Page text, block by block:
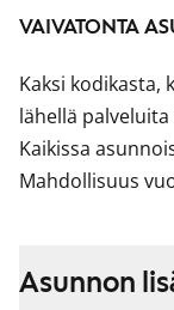
VAIVATONTA
Kaksi kodikasta,
lähellä
Kaikissa
Mahdollisuus
Asunnon